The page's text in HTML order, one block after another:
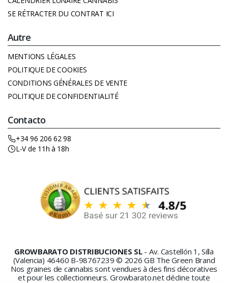
SE RÉTRACTER DU CONTRAT ICI
Autre
MENTIONS LÉGALES
POLITIQUE DE COOKIES
CONDITIONS GÉNÉRALES DE VENTE
POLITIQUE DE CONFIDENTIALITÉ
Contacto
+34 96 206 62 98
L-V de 11h à 18h
GROWBARATO DISTRIBUCIONES SL - Av. Castellón 1, Silla
(Valencia) 46460 B-98767239 © 2026 GB The Green Brand
Nos graines de cannabis sont vendues à des fins décoratives
et pour les collectionneurs. Growbarato.net décline toute